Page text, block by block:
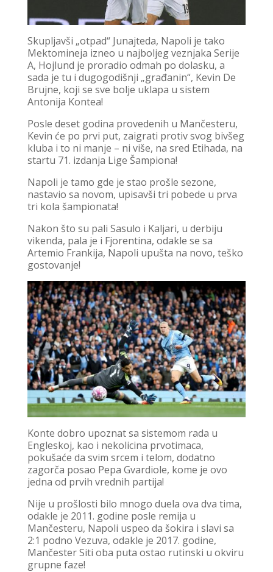
Skupljavši „otpad“ Junajteda, Napoli je tako
Mektomineja izneo u najboljeg veznjaka Serije
A, Hojlund je proradio odmah po dolasku, a
sada je tu i dugogodišnji „građanin“, Kevin De
Brujne, koji se sve bolje uklapa u sistem
Antonija Kontea!
Posle deset godina provedenih u Mančesteru,
Kevin će po prvi put, zaigrati protiv svog bivšeg
kluba i to ni manje – ni više, na sred Etihada, na
startu 71. izdanja Lige Šampiona!
Napoli je tamo gde je stao prošle sezone,
nastavio sa novom, upisavši tri pobede u prva
tri kola šampionata!
Nakon što su pali Sasulo i Kaljari, u derbiju
vikenda, pala je i Fjorentina, odakle se sa
Artemio Frankija, Napoli upušta na novo, teško
gostovanje!
Konte dobro upoznat sa sistemom rada u
Engleskoj, kao i nekolicina prvotimaca,
pokušaće da svim srcem i telom, dodatno
zagorča posao Pepa Gvardiole, kome je ovo
jedna od prvih vrednih partija!
Nije u prošlosti bilo mnogo duela ova dva tima,
odakle je 2011. godine posle remija u
Mančesteru, Napoli uspeo da šokira i slavi sa
2:1 podno Vezuva, odakle je 2017. godine,
Mančester Siti oba puta ostao rutinski u okviru
grupne faze!